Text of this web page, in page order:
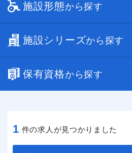
施設形態から探す
施設シリーズから探す
保有資格から探す
1 件の求人が見つかりました